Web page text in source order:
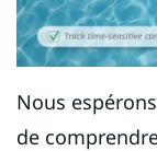
Nous
de